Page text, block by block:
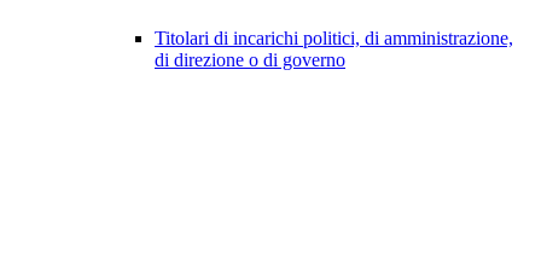
Titolari di incarichi politici, di amministrazione,
di direzione o di governo